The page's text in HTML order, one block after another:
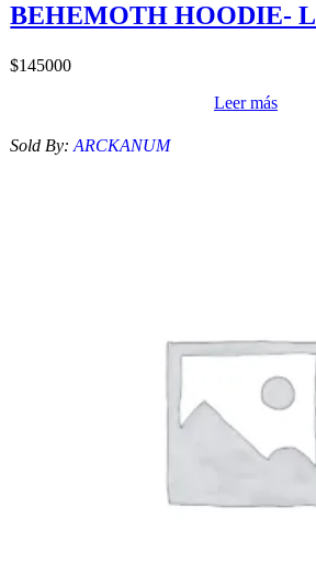
BEHEMOTH HOODIE- L
$145000
Leer más
Sold By:ARCKANUM